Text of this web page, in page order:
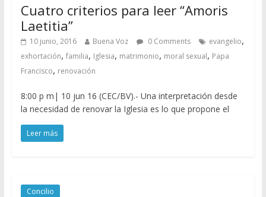
Cuatro criterios para leer “Amoris
Laetitia”
10 junio, 2016 Buena Voz 0 Comments evangelio,
exhortación, familia, Iglesia, matrimonio, moral sexual, Papa
Francisco, renovación
8:00 p m| 10 jun 16 (CEC/BV).- Una interpretación desde
la necesidad de renovar la Iglesia es lo que propone el
Leer más
Concilio